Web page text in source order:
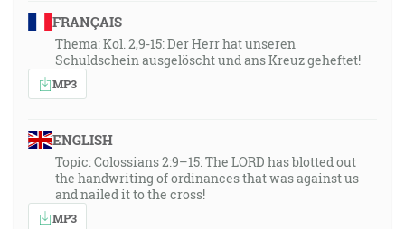
FRANÇAIS
Thema: Kol. 2,9-15: Der Herr hat unseren
Schuldschein ausgelöscht und ans Kreuz geheftet!
MP3
ENGLISH
Topic: Colossians 2:9–15: The LORD has blotted out
the handwriting of ordinances that was against us
and nailed it to the cross!
MP3